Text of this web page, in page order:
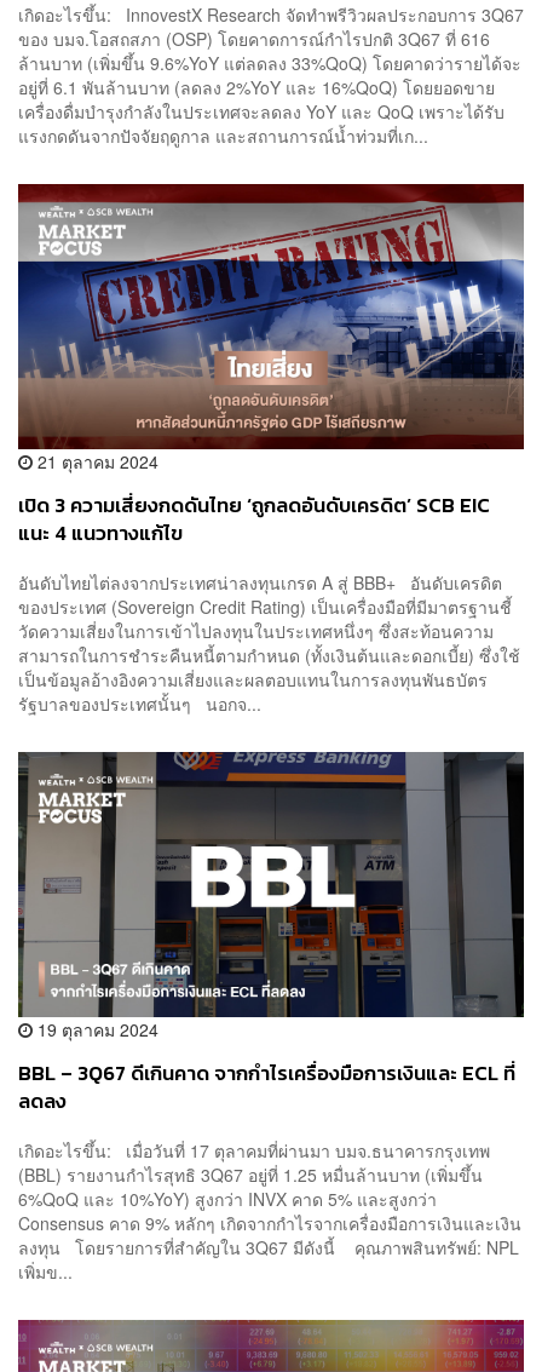
เกิดอะไรขึ้น: InnovestX Research จัดทำพรีวิวผลประกอบการ 3Q67
ของ บมจ.โอสถสภา (OSP) โดยคาดการณ์กำไรปกติ 3Q67 ที่ 616
ล้านบาท (เพิ่มขึ้น 9.6%YoY แต่ลดลง 33%QoQ) โดยคาดว่ารายได้จะ
อยู่ที่ 6.1 พันล้านบาท (ลดลง 2%YoY และ 16%QoQ) โดยยอดขาย
เครื่องดื่มบำรุงกำลังในประเทศจะลดลง YoY และ QoQ เพราะได้รับ
แรงกดดันจากปัจจัยฤดูกาล และสถานการณ์น้ำท่วมที่เก...
21 ตุลาคม 2024
เปิด 3 ความเสี่ยงกดดันไทย ‘ถูกลดอันดับเครดิต’ SCB EIC
แนะ 4 แนวทางแก้ไข
อันดับไทยไต่ลงจากประเทศน่าลงทุนเกรด A สู่ BBB+ อันดับเครดิต
ของประเทศ (Sovereign Credit Rating) เป็นเครื่องมือที่มีมาตรฐานชี้
วัดความเสี่ยงในการเข้าไปลงทุนในประเทศหนึ่งๆ ซึ่งสะท้อนความ
สามารถในการชำระคืนหนี้ตามกำหนด (ทั้งเงินต้นและดอกเบี้ย) ซึ่งใช้
เป็นข้อมูลอ้างอิงความเสี่ยงและผลตอบแทนในการลงทุนพันธบัตร
รัฐบาลของประเทศนั้นๆ นอกจ...
19 ตุลาคม 2024
BBL – 3Q67 ดีเกินคาด จากกำไรเครื่องมือการเงินและ ECL ที่
ลดลง
เกิดอะไรขึ้น: เมื่อวันที่ 17 ตุลาคมที่ผ่านมา บมจ.ธนาคารกรุงเทพ
(BBL) รายงานกำไรสุทธิ 3Q67 อยู่ที่ 1.25 หมื่นล้านบาท (เพิ่มขึ้น
6%QoQ และ 10%YoY) สูงกว่า INVX คาด 5% และสูงกว่า
Consensus คาด 9% หลักๆ เกิดจากกำไรจากเครื่องมือการเงินและเงิน
ลงทุน โดยรายการที่สำคัญใน 3Q67 มีดังนี้ คุณภาพสินทรัพย์: NPL
เพิ่มข...